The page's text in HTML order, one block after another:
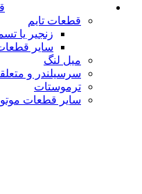
قطعات تایم
زنجیر یا
سایر
میل لنگ
سرسیلندر و
ترموستات
سایر قطعات